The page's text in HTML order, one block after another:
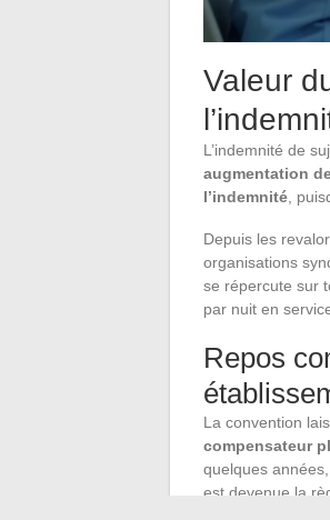
Valeur
L’indemnité de
augmentation
l’indemnité ,
Depuis les
organisations
se répercute sur
par nuit en
Repos
La convention
compensateur
quelques
est devenue la